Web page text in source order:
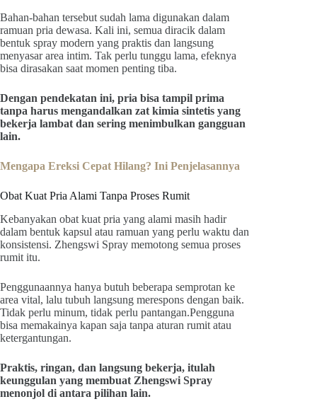
Bahan-bahan tersebut sudah lama digunakan dalam
ramuan pria dewasa. Kali ini, semua diracik dalam
bentuk spray modern yang praktis dan langsung
menyasar area intim. Tak perlu tunggu lama, efeknya
bisa dirasakan saat momen penting tiba.
Dengan pendekatan ini, pria bisa tampil prima
tanpa harus mengandalkan zat kimia sintetis yang
bekerja lambat dan sering menimbulkan gangguan
lain.
Mengapa Ereksi Cepat Hilang? Ini Penjelasannya
Obat Kuat Pria Alami Tanpa Proses Rumit
Kebanyakan obat kuat pria yang alami masih hadir
dalam bentuk kapsul atau ramuan yang perlu waktu dan
konsistensi. Zhengswi Spray memotong semua proses
rumit itu.
Penggunaannya hanya butuh beberapa semprotan ke
area vital, lalu tubuh langsung merespons dengan baik.
Tidak perlu minum, tidak perlu pantangan.Pengguna
bisa memakainya kapan saja tanpa aturan rumit atau
ketergantungan.
Praktis, ringan, dan langsung bekerja, itulah
keunggulan yang membuat Zhengswi Spray
menonjol di antara pilihan lain.